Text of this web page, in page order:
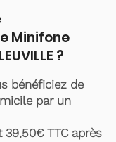
Minifone
?
bénéficiez de
par un
39,50€ TTC après